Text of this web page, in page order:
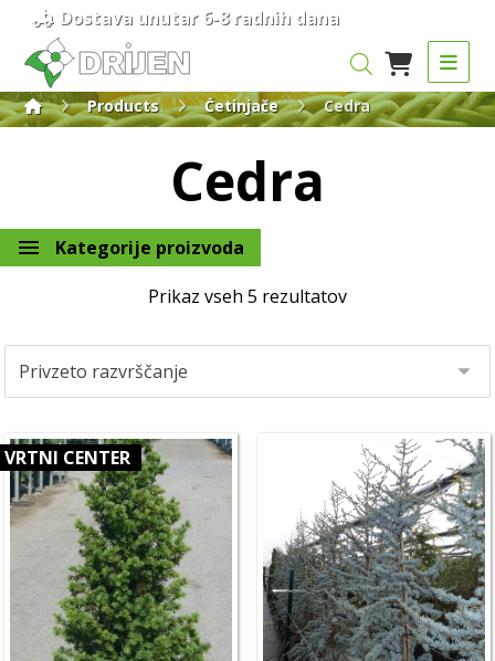
Dostava unutar 6-8 radnih dana
Products Četinjače Cedra
Cedra
Kategorije proizvoda
Prikaz vseh 5 rezultatov
VRTNI CENTER